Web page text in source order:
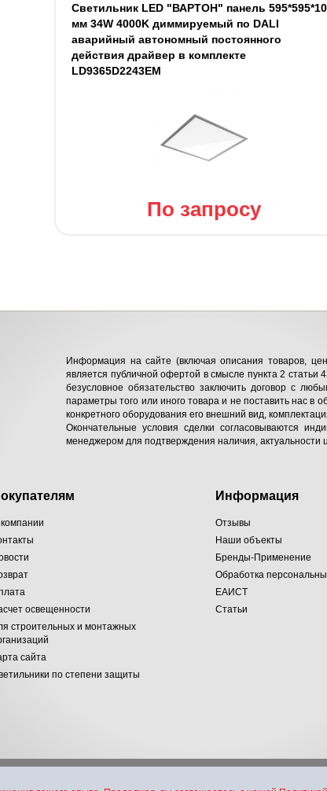
Светильник LED "ВАРТОН" панель 595*595*10
мм 34W 4000K диммируемый по DALI
аварийный автономный постоянного
действия драйвер в комплекте
LD9365D2243EM
По запросу
Информация на сайте (включая описания товаров,
является публичной офертой в смысле пункта 2 статьи
безусловное обязательство заключить договор с
параметры того или иного товара и не поставить нас в
конкретного оборудования его внешний вид,
Окончательные условия сделки согласовываются
менеджером для подтверждения наличия, актуальности
освещенности
строительных и монтажных
сайта
по степени защиты
Информация
Отзывы
Наши объекты
Бренды-Применение
Обработка
ЕАИСТ
Статьи